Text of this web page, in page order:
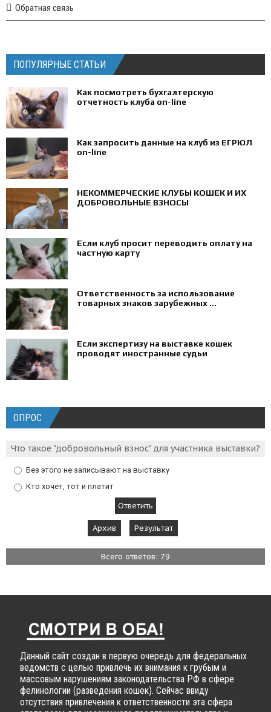
Обратная связь
ПОПУЛЯРНЫЕ СТАТЬИ
Как посмотреть бухгалтерскую
отчетность клуба on-line
Как запросить данные на клуб из ЕГРЮЛ
on-line
НЕКОММЕРЧЕСКИЕ КЛУБЫ КОШЕК И ИХ
ДОБРОВОЛЬНЫЕ ВЗНОСЫ
Если клуб просит переводить оплату на
частную карту
Ответственность за использование
товарных знаков зарубежных ...
Если экспертизу на выставке кошек
проводят иностранные судьи
ОПРОС
Что такое "добровольный взнос" для участника выставки?
Без этого не записывают на выставку
Кто хочет, тот и платит
Архив Результат
Всего ответов: 79
Данный сайт создан в первую очередь для федеральных
ведомств с целью привлечь их внимания к грубым и
массовым нарушениям законодательства РФ в сфере
фелинологии (разведения кошек). Сейчас ввиду
отсутствия привлечения к ответственности эта сфера